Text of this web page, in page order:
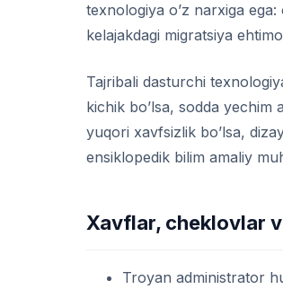
texnologiya o’z narxiga
kelajakdagi migratsiya
Tajribali dasturchi
kichik bo’lsa, sodda yechim
yuqori xavfsizlik bo’lsa,
ensiklopedik bilim amaliy
Xavflar, cheklovlar
Troyan administrator